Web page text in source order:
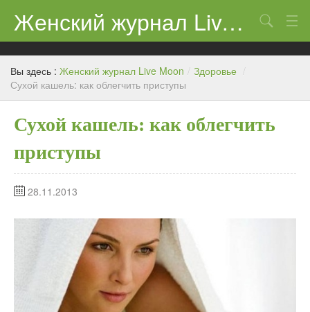
Женский журнал Live Moon
Дети
Домашний очаг
Новости
Поиск
Вы здесь : Женский журнал Live Moon / Здоровье /
Сухой кашель: как облегчить приступы
Сухой кашель: как облегчить
приступы
28.11.2013